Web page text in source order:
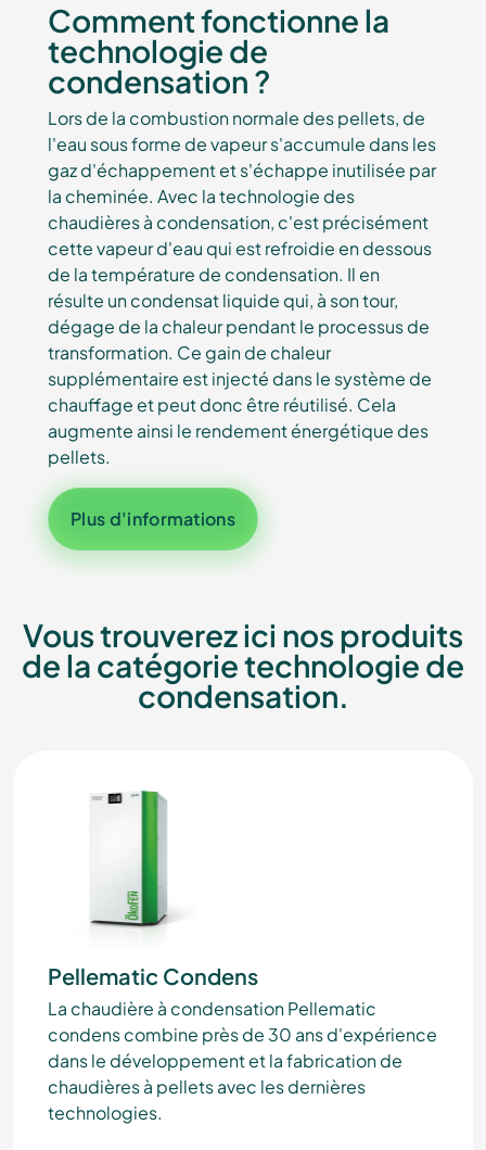
Comment fonctionne la
technologie de
condensation ?
Lors de la combustion normale des pellets, de
l'eau sous forme de vapeur s'accumule dans les
gaz d'échappement et s'échappe inutilisée par
la cheminée. Avec la technologie des
chaudières à condensation, c'est précisément
cette vapeur d'eau qui est refroidie en dessous
de la température de condensation. Il en
résulte un condensat liquide qui, à son tour,
dégage de la chaleur pendant le processus de
transformation. Ce gain de chaleur
supplémentaire est injecté dans le système de
chauffage et peut donc être réutilisé. Cela
augmente ainsi le rendement énergétique des
pellets.
Plus d'informations
Vous trouverez ici nos produits
de la catégorie technologie de
condensation.
Pellematic Condens
La chaudière à condensation Pellematic
condens combine près de 30 ans d'expérience
dans le développement et la fabrication de
chaudières à pellets avec les dernières
technologies.